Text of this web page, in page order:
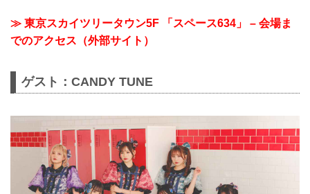
≫ 東京スカイツリータウン5F 「スペース634」 – 会場ま
でのアクセス（外部サイト）
ゲスト：CANDY TUNE